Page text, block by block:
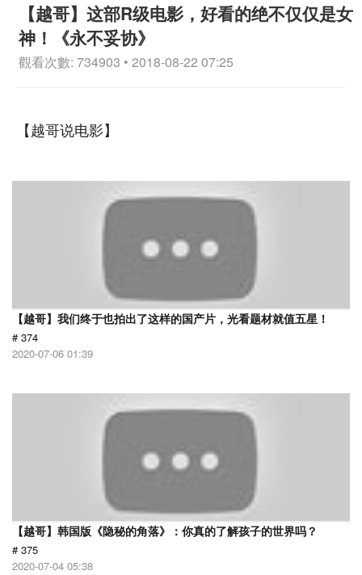
【越哥】这部R级电影，好看的绝不仅仅是女
神！《永不妥协》
觀看次數: 734903 • 2018-08-22 07:25
【越哥说电影】
【越哥】我们终于也拍出了这样的国产片，光看题材就值五星！
# 374
2020-07-06 01:39
【越哥】韩国版《隐秘的角落》：你真的了解孩子的世界吗？
# 375
2020-07-04 05:38